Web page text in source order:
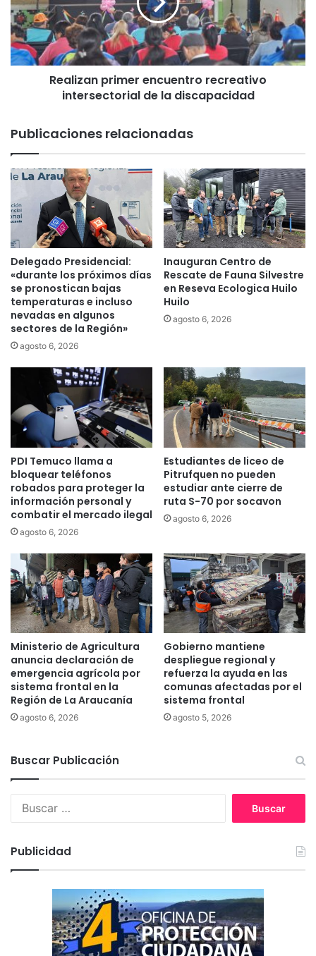
i
z
a
n
p
r
e
n
c
e
t
r
o
r
e
c
r
e
o
n
t
e
r
s
c
t
o
r
i
a
l
d
e
l
a
d
i
a
a
Realizan primer encuentro recreativo
intersectorial de la discapacidad
Publicaciones relacionadas
Delegado Presidencial:
«durante los próximos días
se pronostican bajas
temperaturas e incluso
nevadas en algunos
sectores de la Región»
agosto 6, 2026
Inauguran Centro de
Rescate de Fauna Silvestre
en Reseva Ecologica Huilo
Huilo
agosto 6, 2026
PDI Temuco llama a
bloquear teléfonos
robados para proteger la
información personal y
combatir el mercado ilegal
agosto 6, 2026
Estudiantes de liceo de
Pitrufquen no pueden
estudiar ante cierre de
ruta S-70 por socavon
agosto 6, 2026
Ministerio de Agricultura
anuncia declaración de
emergencia agrícola por
sistema frontal en la
Región de La Araucanía
agosto 6, 2026
Gobierno mantiene
despliegue regional y
refuerza la ayuda en las
comunas afectadas por el
sistema frontal
agosto 5, 2026
Buscar Publicación
:
Publicidad